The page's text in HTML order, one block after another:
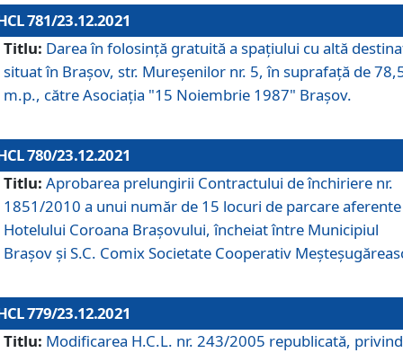
781/23.12.2021
Titlu: Darea în folosinţă gratuită a spaţiului cu altă
situat în Braşov, str. Mureşenilor nr. 5, în suprafaţă de
m.p., către Asociaţia "15 Noiembrie 1987" Braşov.
780/23.12.2021
Titlu: Aprobarea prelungirii Contractului de închiriere nr.
1851/2010 a unui număr de 15 locuri de parcare aferente
Hotelului Coroana Brașovului, încheiat între Municipiul
Braşov şi S.C. Comix Societate Cooperativ
779/23.12.2021
Titlu: Modificarea H.C.L. nr. 243/2005 republicată, privind